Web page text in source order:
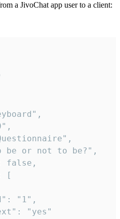
a JivoChat app user to a client: